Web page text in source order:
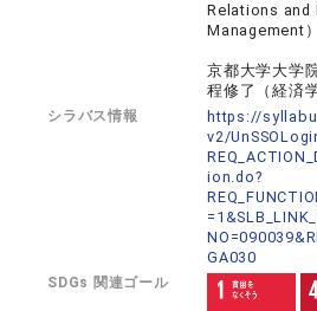
Relations and
Management）
京都大学大学
程修了（経済
シラバス情報
https://
v2/
ion.do?
GA030
SDGs 関連ゴール